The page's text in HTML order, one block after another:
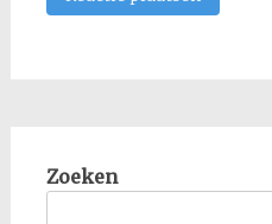
Zoeken